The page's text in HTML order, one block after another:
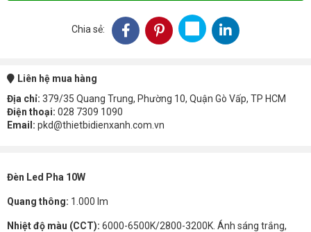
Chia sẻ:
Liên hệ mua hàng
Địa chỉ: 379/35 Quang Trung, Phường 10, Quận Gò Vấp, TP HCM
Điện thoại: 028 7309 1090
Email: pkd@thietbidienxanh.com.vn
Đèn Led Pha 10W
Quang thông: 1.000 lm
Nhiệt độ màu (CCT): 6000-6500K/2800-3200K. Ánh sáng trắng,